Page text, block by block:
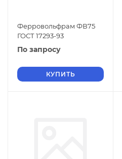
Ферровольфрам ФВ75
ГОСТ 17293-93
По запросу
КУПИТЬ